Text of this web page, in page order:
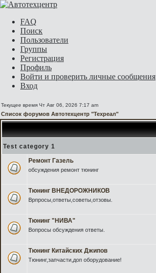
FAQ
Поиск
Пользователи
Группы
Регистрация
Профиль
Войти и проверить личные сообщения
Вход
Текущее время Чт Авг 06, 2026 7:17 am
Список форумов Автотехцентр "Техреал"
Test category 1
Ремонт Газель
обсуждения ремонт тюнинг
Тюнинг ВНЕДОРОЖНИКОВ
Врпросы,ответы,советы,отзовы.
Тюнинг "НИВА"
Вопросы обсуждения ответы.
Тюнинг Китайских Джипов
Тюнинг,запчасти,доп оборудование!